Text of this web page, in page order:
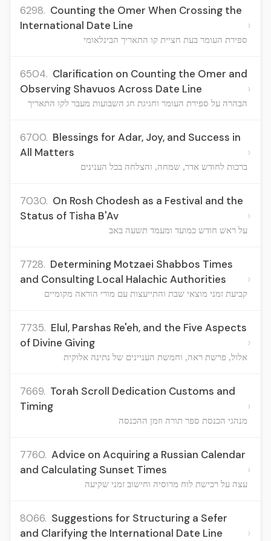
6298. Counting the Omer When Crossing the
International Date Line
ספירת העומר בעת חציית קו התאריך הבינלאומי
›
6504. Clarification on Counting the Omer and
Observing Shavuos Across Date Line
הבהרה על ספירת העומר וחגיגת חג השבועות מעבר לקו התאריך
›
6700. Blessings for Adar, Joy, and Success in
All Matters
ברכות לחודש אדר, שמחה, והצלחה בכל הענינים
›
7030. On Rosh Chodesh as a Festival and the
Status of Tisha B'Av
על ראש חודש כמועד ומעמד תשעה באב
›
7728. Determining Motzaei Shabbos Times
and Consulting Local Halachic Authorities
קביעת זמני מוצאי שבת והתייעצות עם מורי הוראה מקומיים
›
7735. Elul, Parshas Re'eh, and the Five Aspects
of Divine Giving
אלול, פרשת ראה, וחמשת העניינים של נתינה אלוקית
›
7669. Torah Scroll Dedication Customs and
Timing
מנהגי הכנסת ספר תורה וזמן ההכנסה
›
7760. Advice on Acquiring a Russian Calendar
and Calculating Sunset Times
עצה על רכישת לוח מרוסיה וחישוב זמני שקיעה
›
8066. Suggestions for Structuring a Sefer
and Clarifying the International Date Line
›